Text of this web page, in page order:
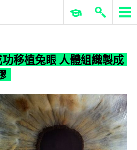
ERP 與商業 AI
移植兔眼 人體組織製成